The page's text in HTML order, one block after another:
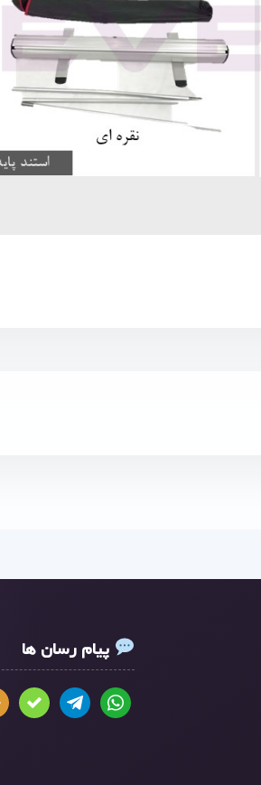
پیام رسان ها